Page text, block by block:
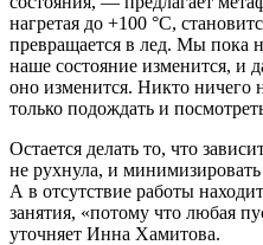
нагретая до +100 °C,
превращается в лед. Мы пока
наше состояние изменится, и
оно изменится. Никто ничего
только подождать и
Остается делать то, что
не рухнула, и
А в отсутствие работы
занятия, «потому что любая
уточняет Инна Хамитова.